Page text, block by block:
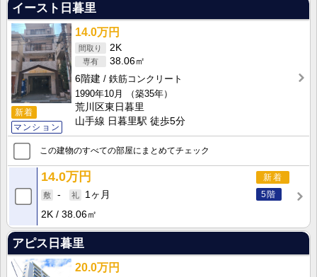
イースト日暮里
新着
マンション
14.0万円
2K
38.06㎡
6階建
鉄筋コンクリート
1990年10月
（築35年）
荒川区東日暮里
山手線 日暮里駅 徒歩5分
この建物のすべての部屋にまとめてチェック
新着
5階
14.0万円
-
1ヶ月
2K
38.06㎡
アピス日暮里
20.0万円